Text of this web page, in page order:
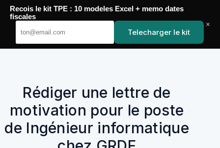
contenu
YoupiJobs
Rédiger une lettre de
motivation pour le poste
de Ingénieur informatique
Recois le kit TPE : 10 modeles Excel + memo dates
fiscales
Telecharger le kit
×